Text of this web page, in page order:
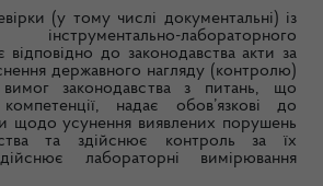
(у тому числі документальні) із
лабораторного
до законодавства акти за
державного нагляду (контролю)
законодавства з питань, що
надає обов’язкові до
щодо усунення виявлених порушень
та здійснює контроль за їх
лабораторні вимірювання